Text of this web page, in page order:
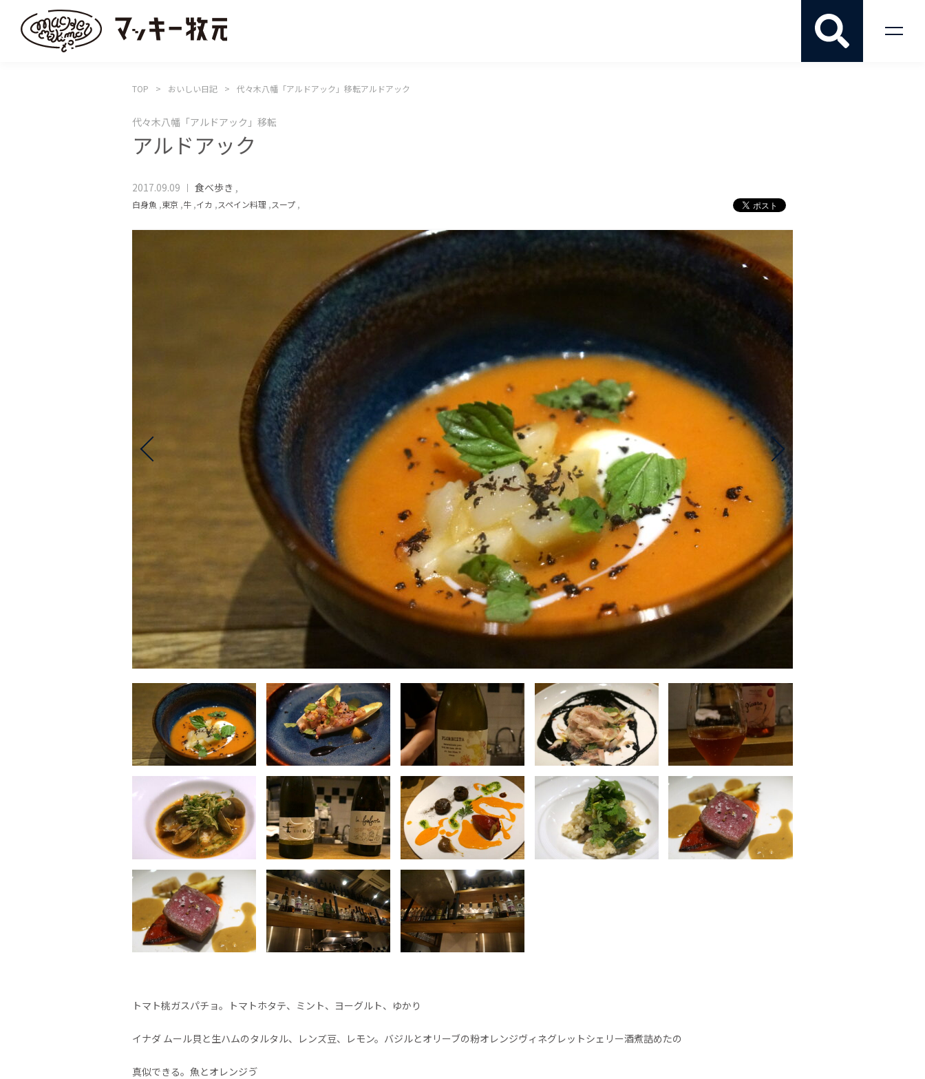
TOP おいしい日記 代々木八幡「アルドアック」移転アルドアック
代々木八幡「アルドアック」移転
アルドアック
2017.09.09 食べ歩き ,
白身魚 ,東京 ,牛 ,イカ ,スペイン料理 ,スープ ,
トマト桃ガスパチョ。トマトホタテ、ミント、ヨーグルト、ゆかり
イナダ ムール貝と生ハムのタルタル、レンズ豆、レモン。バジルとオリーブの粉オレンジヴィネグレットシェリー酒煮詰めたの
真似できる。魚とオレンジゔ